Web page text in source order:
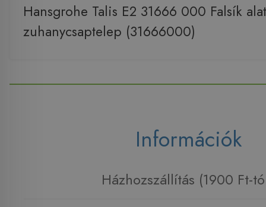
Hansgrohe Talis E2 31666 000 Falsík
zuhanycsaptelep (31666000)
Információk
Házhozszállítás (1900 Ft-